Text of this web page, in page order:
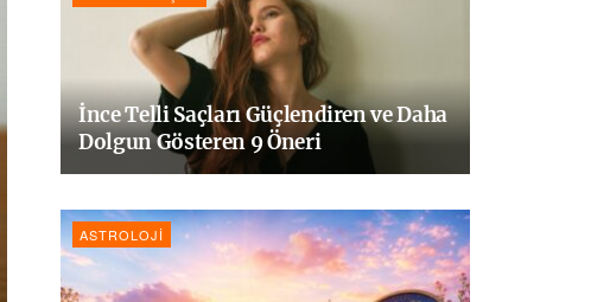
İnce Telli Saçları Güçlendiren ve Daha
Dolgun Gösteren 9 Öneri
ASTROLOJI